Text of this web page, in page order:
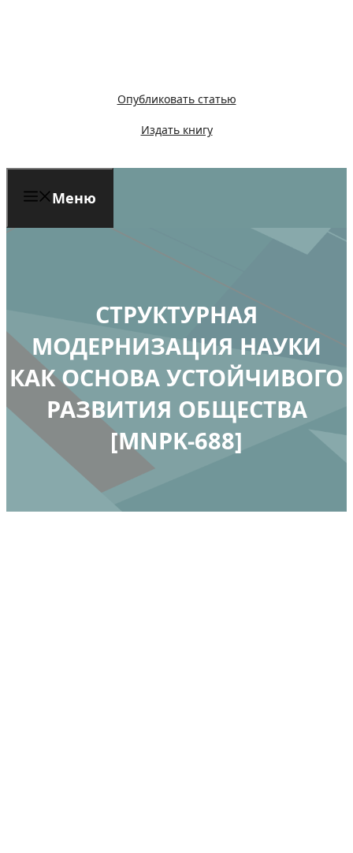
Опубликовать статью
Издать книгу
Меню
СТРУКТУРНАЯ
МОДЕРНИЗАЦИЯ НАУКИ
КАК ОСНОВА УСТОЙЧИВОГО
РАЗВИТИЯ ОБЩЕСТВА
[MNPK-688]